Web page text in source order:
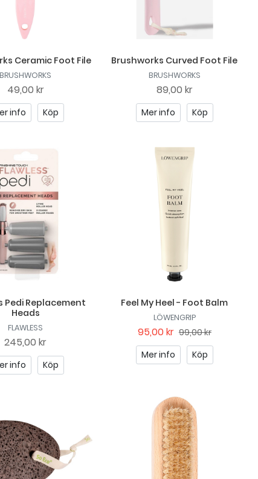
Ceramic Foot File
BRUSHWORKS
49,00 kr
info Köp
Brushworks Curved Foot File
BRUSHWORKS
89,00 kr
Mer info Köp
Pedi Replacement
Heads
FLAWLESS
245,00 kr
info Köp
Feel My Heel - Foot Balm
LÖWENGRIP
95,00 kr 99,00 kr
Mer info
Köp